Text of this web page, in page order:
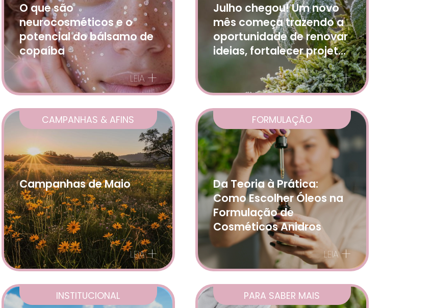
O que são
neurocosméticos e o
potencial do bálsamo de
copaíba
LEIA +
Julho chegou! Um novo
mês começa trazendo a
oportunidade de renovar
ideias, fortalecer projetos
LEIA +
CAMPANHAS & AFINS
Campanhas de Maio
LEIA +
FORMULAÇÃO
Da Teoria à Prática:
Como Escolher Óleos na
Formulação de
Cosméticos Anidros
LEIA +
INSTITUCIONAL PARA SABER MAIS